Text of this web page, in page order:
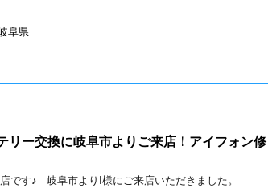
阜県
ー交換に岐阜市よりご来店！アイフォン修
です♪ 岐阜市よりI様にご来店いただきました。